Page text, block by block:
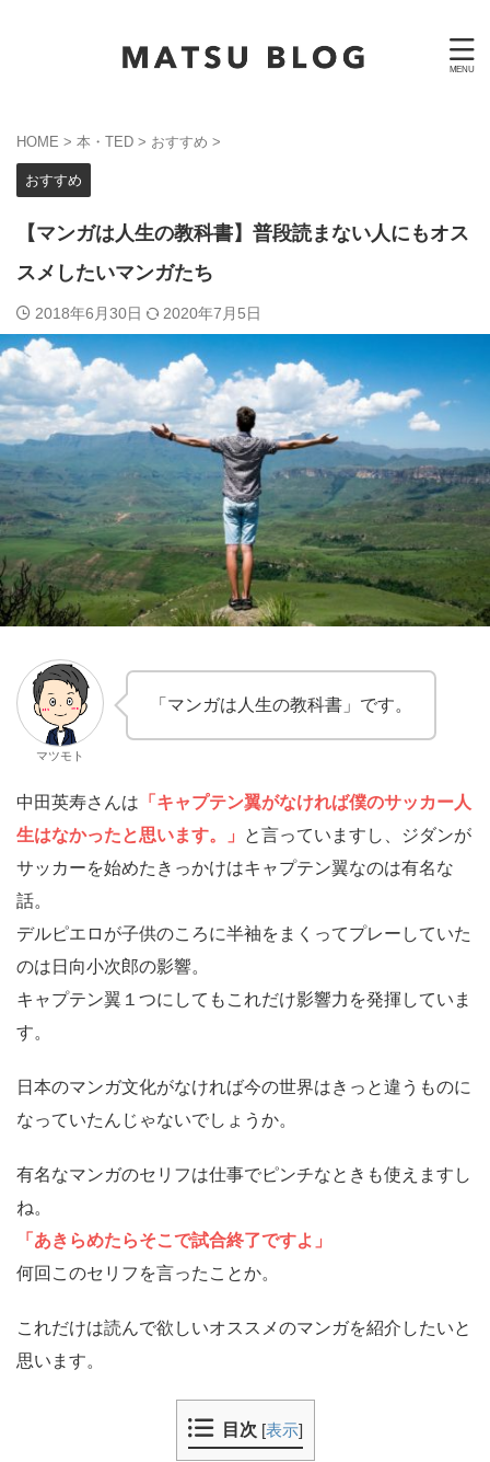
HOME > 本・TED > おすすめ >
おすすめ
【マンガは人生の教科書】普段読まない人にもオス
スメしたいマンガたち
2018年6月30日 2020年7月5日
マツモト
「マンガは人生の教科書」です。
中田英寿さんは 「キャプテン翼がなければ僕のサッカー人
生はなかったと思います。」
と言っていますし、ジダンが
サッカーを始めたきっかけはキャプテン翼なのは有名な
話。
デルピエロが子供のころに半袖をまくってプレーしていた
のは日向小次郎の影響。
キャプテン翼１つにしてもこれだけ影響力を発揮していま
す。
日本のマンガ文化がなければ今の世界はきっと違うものに
なっていたんじゃないでしょうか。
有名なマンガのセリフは仕事でピンチなときも使えますし
ね。
「あきらめたらそこで試合終了ですよ」
何回このセリフを言ったことか。
これだけは読んで欲しいオススメのマンガを紹介したいと
思います。
目次 [表示]